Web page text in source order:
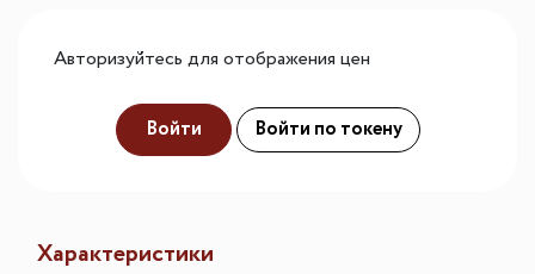
Авторизуйтесь для отображения цен
Войти Войти по токену
Характеристики